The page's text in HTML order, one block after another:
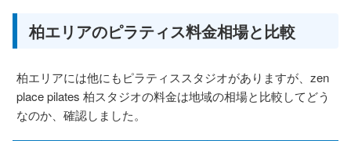
柏エリアのピラティス料金相場と比較
柏エリアには他にもピラティススタジオがありますが、zen
place pilates 柏スタジオの料金は地域の相場と比較してどう
なのか、確認しました。